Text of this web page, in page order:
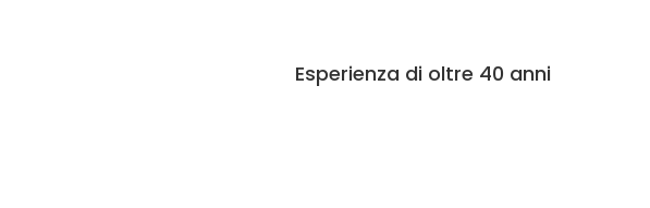
Esperienza di oltre 40 anni